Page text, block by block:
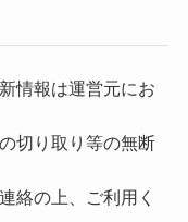
情報は運営元にお
切り取り等の無断
絡の上、ご利用く